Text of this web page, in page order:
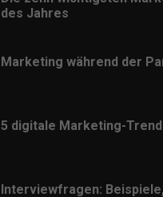
des Jahres
Marketing während der
5 digitale Marketing-
Interviewfragen: Beispiele,